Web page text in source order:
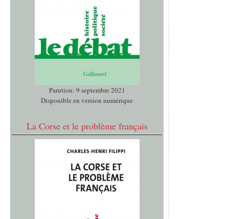
Parution: 9 septembre 2021
Disponible en version numérique
La Corse et le problème français